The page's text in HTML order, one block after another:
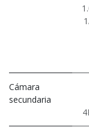
Cámara
secundaria